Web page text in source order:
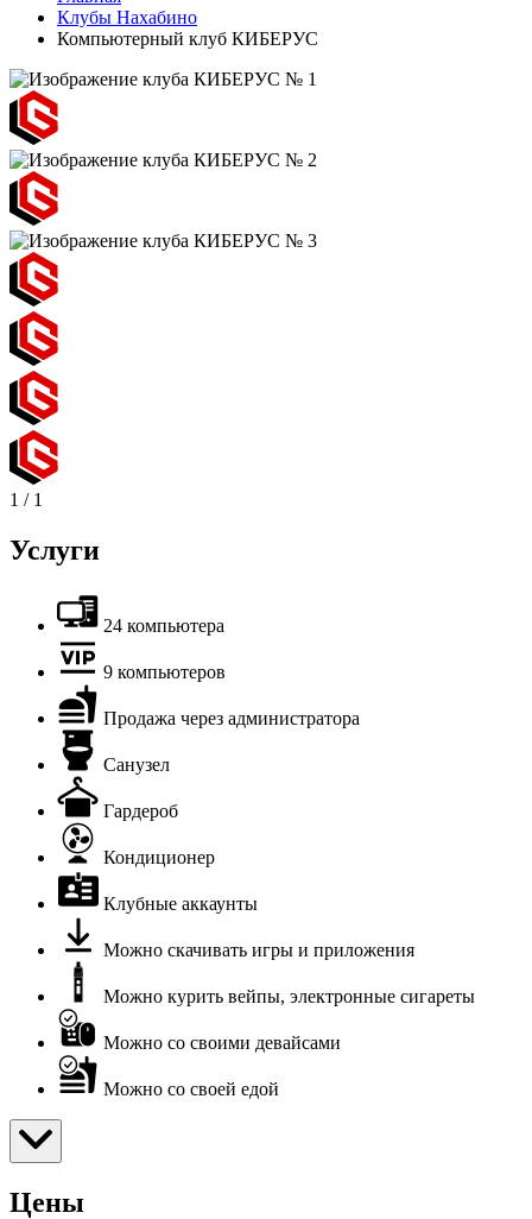
Клубы Нахабино
Компьютерный клуб КИБЕРУС
1 / 1
Услуги
24 компьютера
9 компьютеров
Продажа через администратора
Санузел
Гардероб
Кондиционер
Клубные аккаунты
Можно скачивать игры и приложения
Можно курить вейпы, электронные сигареты
Можно со своими девайсами
Можно со своей едой
Цены